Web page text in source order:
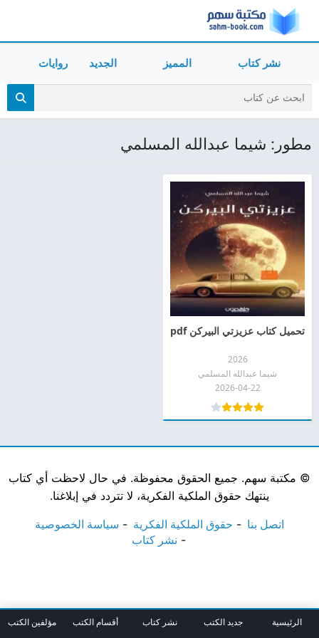
نشر كتاب المميز الجديد روايات
مطور: شيما عبدالله المسلمي
تحميل كتاب عزيزتي البيركن pdf
2026
شيما عبدالله المسلمي
2026-04-22
© مكتبة سهم. جميع الحقوق محفوظة. في حال لاحظت أي كتاب
ينتهك حقوق الملكية الفكرية، لا تتردد في إبلاغنا.
اتصل بنا حقوق الملكية الفكرية
سياسة الخصوصية
نشر كتاب
الرئيسية جديد الكتب نشر كتاب أقسام الكتب مؤلفين الكتب